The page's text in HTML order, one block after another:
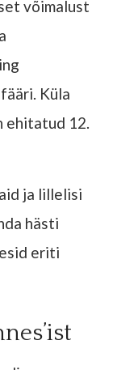
võimalust
Küla
ehitatud 12.
ja lillelisi
hästi
eriti